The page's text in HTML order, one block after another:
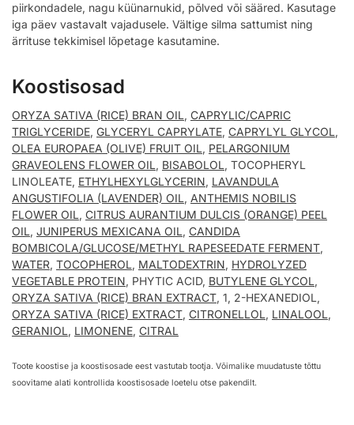
piirkondadele, nagu küünarnukid, põlved või sääred. Kasutage
iga päev vastavalt vajadusele. Vältige silma sattumist ning
ärrituse tekkimisel lõpetage kasutamine.
Koostisosad
ORYZA SATIVA (RICE) BRAN OIL, CAPRYLIC/CAPRIC
TRIGLYCERIDE, GLYCERYL CAPRYLATE, CAPRYLYL GLYCOL,
OLEA EUROPAEA (OLIVE) FRUIT OIL, PELARGONIUM
GRAVEOLENS FLOWER OIL, BISABOLOL, TOCOPHERYL
LINOLEATE, ETHYLHEXYLGLYCERIN, LAVANDULA
ANGUSTIFOLIA (LAVENDER) OIL, ANTHEMIS NOBILIS
FLOWER OIL, CITRUS AURANTIUM DULCIS (ORANGE) PEEL
OIL, JUNIPERUS MEXICANA OIL, CANDIDA
BOMBICOLA/GLUCOSE/METHYL RAPESEEDATE FERMENT,
WATER, TOCOPHEROL, MALTODEXTRIN, HYDROLYZED
VEGETABLE PROTEIN, PHYTIC ACID, BUTYLENE GLYCOL,
ORYZA SATIVA (RICE) BRAN EXTRACT, 1, 2-HEXANEDIOL,
ORYZA SATIVA (RICE) EXTRACT, CITRONELLOL, LINALOOL,
GERANIOL, LIMONENE, CITRAL
Toote koostise ja koostisosade eest vastutab tootja. Võimalike muudatuste tõttu
soovitame alati kontrollida koostisosade loetelu otse pakendilt.